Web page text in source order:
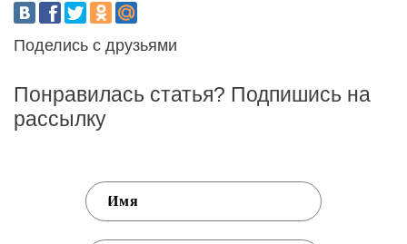
Поделись с друзьями
Понравилась статья? Подпишись на
рассылку